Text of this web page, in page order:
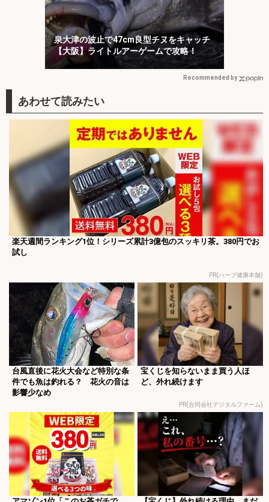
泉大津の波止で47cm良型チヌをキャッチ
【大阪】ライトルアーゲームで攻略！
Recommended by
楽天週間ランキング1位！シリーズ累計3億包のスッキリ茶。380円でお
試し
PR(ハーブ健康本舗)
台風直後に花火大会など特別な条
件でも魚は釣れる？ 花火の音は
影響少なめ
宝くじを知らないまま買う人ほ
ど、外れ続けます
PR(合同会社デジタルファーム)